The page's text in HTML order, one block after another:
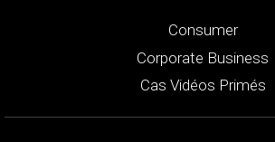
Consumer
Corporate Business
Cas Vidéos Primés